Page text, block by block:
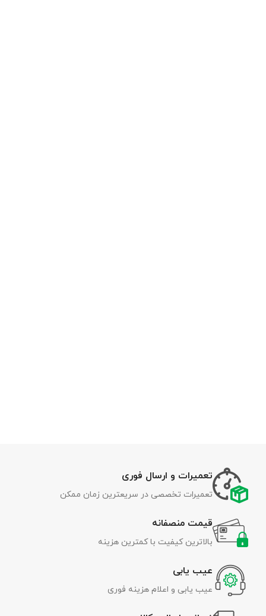
تعمیرات و ارسال فوری
تعمیرات تخصصی در سریعترین زمان ممکن
قیمت منصفانه
بالاترین کیفیت با کمترین هزینه
عیب یابی
عیب یابی و اعلام هزینه فوری